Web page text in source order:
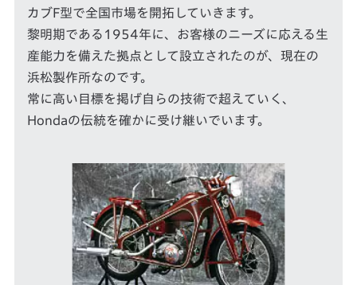
カブF型で全国市場を開拓していきます。
黎明期である1954年に、お客様のニーズに応える生
産能力を備えた拠点として設立されたのが、現在の
浜松製作所なのです。
常に高い目標を掲げ自らの技術で超えていく、
Hondaの伝統を確かに受け継いでいます。